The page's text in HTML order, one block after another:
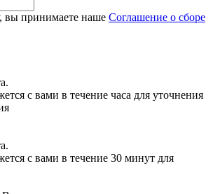
вы принимаете наше Соглашение о сборе
с вами в течение часа для уточнения
с вами в течение 30 минут для